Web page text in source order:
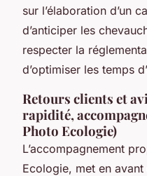
sur l’élaboration d’un
d’anticiper les
respecter la
d’optimiser les temps
Retours clients et
rapidité,
Photo Ecologie)
L’accompagnement
Ecologie, met en